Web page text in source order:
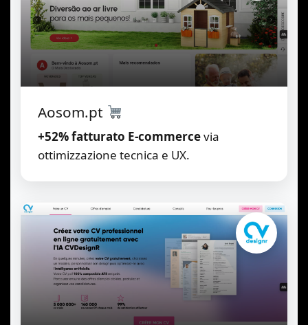
Aosom.pt
+52% fatturato E-commercevia
ottimizzazione tecnica e UX.